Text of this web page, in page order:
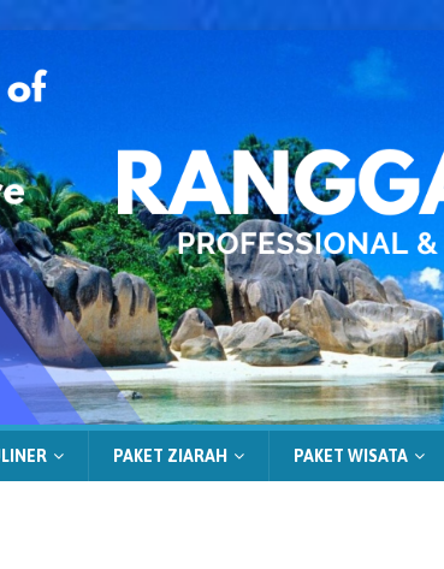
PAKET ZIARAH PAKET WISATA